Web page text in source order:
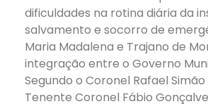
dificuldades na rotina diária da
salvamento e socorro de
Maria Madalena e Trajano de
integração entre o Governo
Segundo o Coronel Rafael
Tenente Coronel Fábio